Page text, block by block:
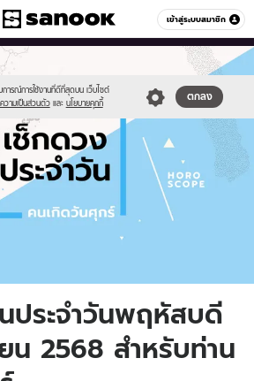
เข้าสู่ระบบสมาชิก
หมวดอื่นๆ
การณ์การใช้งานที่ดีที่สุดบน เว็บไซต์
วามเป็นส่วนตัว และ นโยบายคุกกี้
ตกลง
logo-
day/daily-
ประจำวันพฤหัสบดี
น 2568 สำหรับท่าน